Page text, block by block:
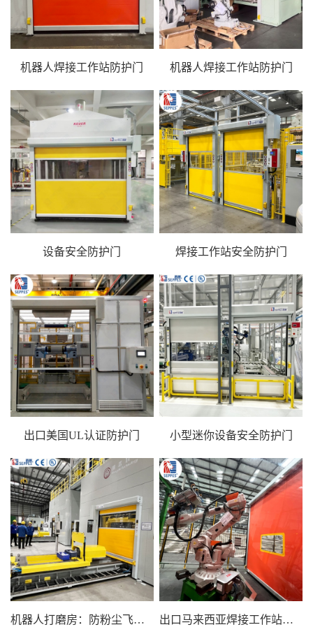
机器人焊接工作站防护门 机器人焊接工作站防护门
设备安全防护门 焊接工作站安全防护门
出口美国UL认证防护门 小型迷你设备安全防护门
机器人打磨房：防粉尘飞溅、快速隔离、安全防护门 出口马来西亚焊接工作站防护门